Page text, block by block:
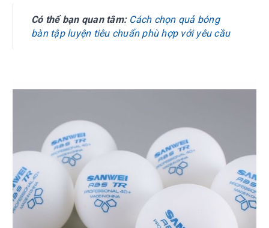
Có thể bạn quan tâm: Cách chọn quả bóng
bàn tập luyện tiêu chuẩn phù hợp với yêu cầu